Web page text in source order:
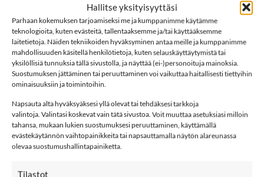
Hallitse yksityisyyttäsi
Parhaan kokemuksen tarjoamiseksi me ja kumppanimme käytämme
teknologioita, kuten evästeitä, tallentaaksemme ja/tai käyttääksemme
laitetietoja. Näiden tekniikoiden hyväksyminen antaa meille ja kumppanimme
mahdollisuuden käsitellä henkilötietoja, kuten selauskäyttäytymistä tai
yksilöllisiä tunnuksia tällä sivustolla, ja näyttää (ei-)personoituja mainoksia.
Suostumuksen jättäminen tai peruuttaminen voi vaikuttaa haitallisesti tiettyihin
ominaisuuksiin ja toimintoihin.
Napsauta alta hyväksyäksesi yllä olevat tai tehdäksesi tarkkoja
valintoja. Valintasi koskevat vain tätä sivustoa. Voit muuttaa asetuksiasi milloin
tahansa, mukaan lukien suostumuksesi peruuttaminen, käyttämällä
evästekäytännön vaihtopainikkeita tai napsauttamalla näytön alareunassa
olevaa suostumushallintapainiketta.
Tilastot
Tuotetta ei ole varastossa eikä myytävänä.
Tuotetunnus (SKU):668799980921
Avainsana tuotteelleMetsola